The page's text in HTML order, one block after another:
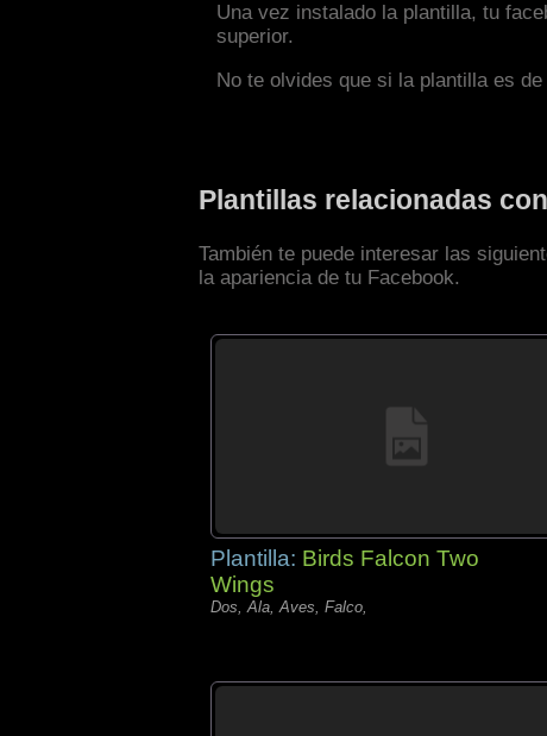
Una vez instalado la plantilla, tu
superior.
No te olvides que si la plantilla es
Plantillas relacionadas
También te puede interesar las
la apariencia de tu Facebook.
Plantilla: Birds Falcon Two
Wings
Dos, Ala, Aves, Falco,